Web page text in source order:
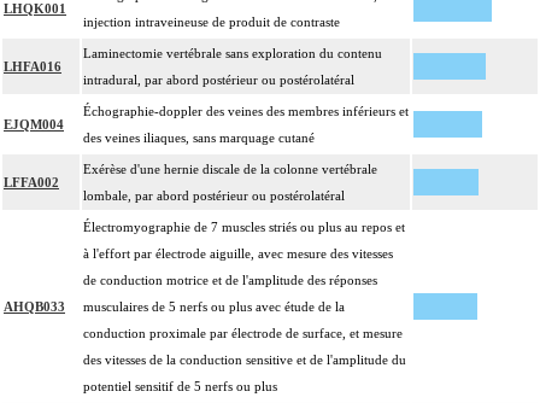
LHQK001
injection intraveineuse de produit de contraste
LHFA016
Laminectomie vertébrale sans exploration du contenu
intradural, par abord postérieur ou postérolatéral
EJQM004
Échographie-doppler des veines des membres inférieurs et
des veines iliaques, sans marquage cutané
LFFA002
Exérèse d'une hernie discale de la colonne vertébrale
lombale, par abord postérieur ou postérolatéral
AHQB033
Électromyographie de 7 muscles striés ou plus au repos et
à l'effort par électrode aiguille, avec mesure des vitesses
de conduction motrice et de l'amplitude des réponses
musculaires de 5 nerfs ou plus avec étude de la
conduction proximale par électrode de surface, et mesure
des vitesses de la conduction sensitive et de l'amplitude du
potentiel sensitif de 5 nerfs ou plus